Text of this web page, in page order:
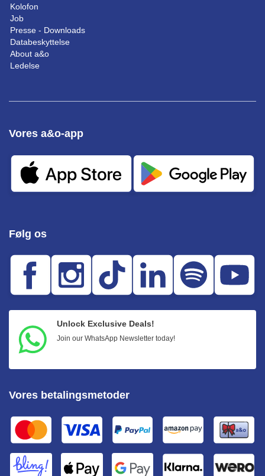
Kolofon
Job
Presse - Downloads
Databeskyttelse
About a&o
Ledelse
Følg os
Unlock Exclusive Deals!
Join our WhatsApp Newsletter today!
Vores a&o-app
Vores betalingsmetoder